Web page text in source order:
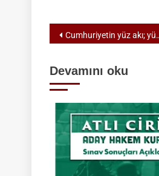
Yazı
Cumhuriyetin yüz akı; yüzde yüz gençlik, yüzde yüz spor!
Devamını oku